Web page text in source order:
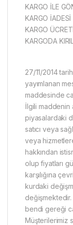
KARGO İLE
KARGO
KARGO
KARGODA
27/11/2014
yayımlanan
maddesinde
İlgili maddenin
piyasalardaki
satıcı veya
veya
hakkından
olup fiyatları
karşılığına
kurdaki
bendi gereği
Müşterilerimiz